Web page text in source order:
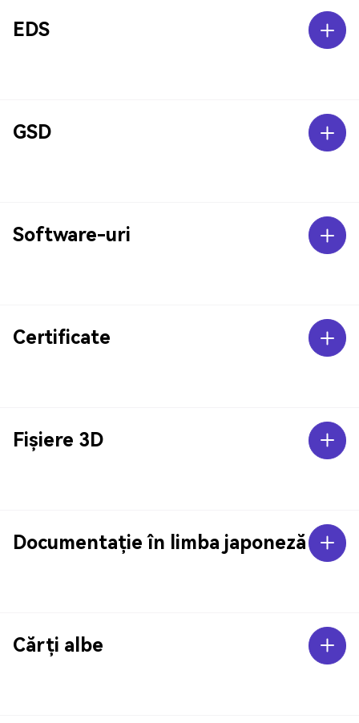
EDS
GSD
Software-uri
Certificate
Fișiere 3D
Documentație în limba japoneză
Cărți albe